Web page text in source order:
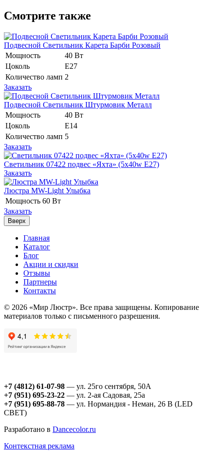
Смотрите также
Подвесной Светильник Карета Барби Розовый
Мощность
40 Вт
Цоколь
E27
Количество ламп 2
Заказать
Подвесной Светильник Штурмовик Металл
Мощность
40 Вт
Цоколь
Е14
Количество ламп 5
Заказать
Светильник 07422 подвес «Яхта» (5x40w E27)
Заказать
Люстра MW-Light Улыбка
Мощность 60 Вт
Заказать
Вверх
Главная
Каталог
Блог
Акции и скидки
Отзывы
Партнеры
Контакты
© 2026 «Мир Люстр». Все права защищены. Копирование
материалов только с письменного разрешения.
+7 (4812) 61-07-98 — ул. 25го сентября, 50А
+7 (951) 695-23-22 — ул. 2-ая Садовая, 25а
+7 (951) 695-88-78 — ул. Нормандия - Неман, 26 В (LED
СВЕТ)
Разработано в Dancecolor.ru
Контекстная реклама